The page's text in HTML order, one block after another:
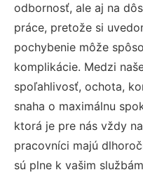
odbornosť, ale aj na
práce, pretože si
pochybenie môže
komplikácie. Medzi
spoľahlivosť, ochota,
snaha o maximálnu
ktorá je pre nás vždy
pracovníci majú
sú plne k vašim